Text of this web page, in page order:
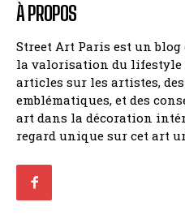
À PROPOS
Street Art Paris est un blog
la valorisation du lifestyle
articles sur les artistes,
emblématiques, et des
art dans la décoration
regard unique sur cet art